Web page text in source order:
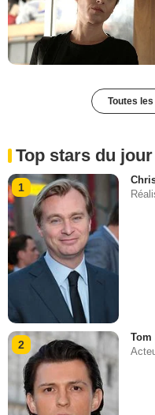
Toutes
Top stars du jour
1
2
Tom